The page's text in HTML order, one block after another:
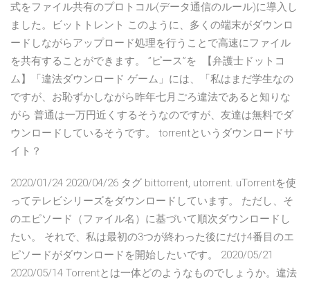
式をファイル共有のプロトコル(データ通信のルール)に導入し
ました。ビットトレント このように、多くの端末がダウンロ
ードしながらアップロード処理を行うことで高速にファイル
を共有することができます。 ”ピース”を 【弁護士ドットコ
ム】「違法ダウンロード ゲーム」には、「私はまだ学生なの
ですが、お恥ずかしながら昨年七月ごろ違法であると知りな
がら 普通は一万円近くするそうなのですが、友達は無料でダ
ウンロードしているそうです。 torrentというダウンロードサ
イト？
2020/01/24 2020/04/26 タグ bittorrent, utorrent. uTorrentを使
ってテレビシリーズをダウンロードしています。 ただし、そ
のエピソード（ファイル名）に基づいて順次ダウンロードし
たい。 それで、私は最初の3つが終わった後にだけ4番目のエ
ピソードがダウンロードを開始したいです。 2020/05/21
2020/05/14 Torrentとは一体どのようなものでしょうか。違法